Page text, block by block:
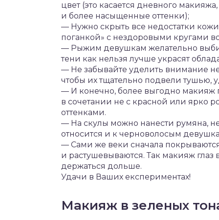
цвет (это касается дневного
и более насыщенные оттенки);
— Нужно скрыть все недостатки
поганкой» с нездоровыми кругами
— Рыжим девушкам желательно
тени как нельзя лучше украсят
— Не забывайте уделить внимание
чтобы их тщательно подвели тушью,
— И конечно, более выгодно макияж
в сочетании не с красной или ярко
оттенками.
— На скулы можно нанести румяна,
относится и к черноволосым
— Сами же веки сначала
и растушевываются. Так макияж глаз
держаться дольше.
Удачи в Ваших експериментах!
Макияж в зеленых